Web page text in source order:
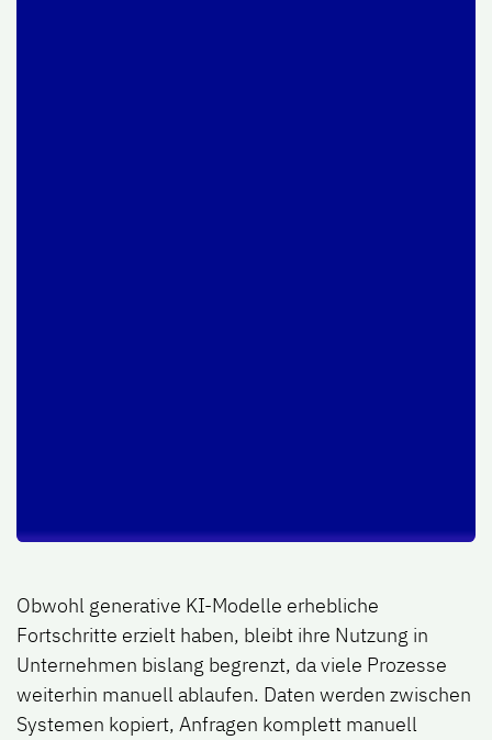
Obwohl generative KI-Modelle erhebliche
Fortschritte erzielt haben, bleibt ihre Nutzung in
Unternehmen bislang begrenzt, da viele Prozesse
weiterhin manuell ablaufen. Daten werden zwischen
Systemen kopiert, Anfragen komplett manuell